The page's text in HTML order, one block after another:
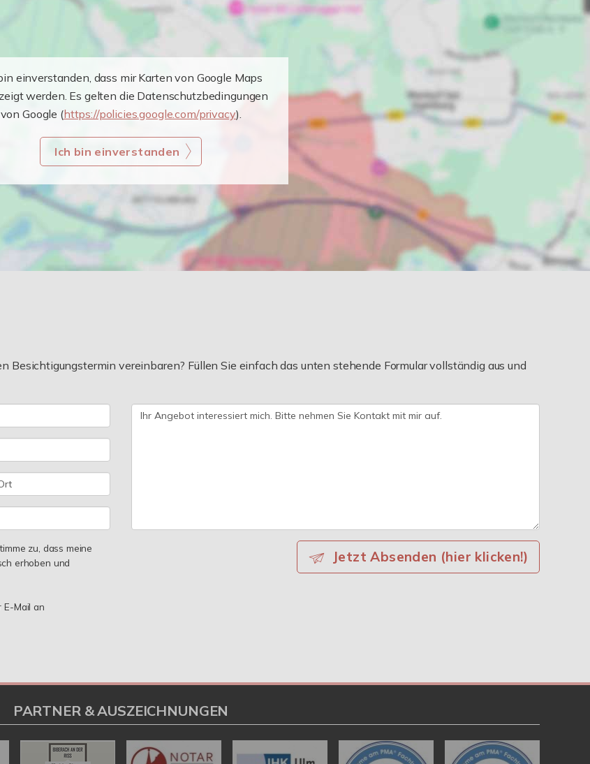
einverstanden, dass mir Karten von Google Maps
werden. Es gelten die Datenschutzbedingungen
von Google (https://policies.google.com/privacy).
Ich bin einverstanden
Besichtigungstermin vereinbaren? Füllen Sie einfach das unten stehende Formular vollständig aus und
zu, dass meine
erhoben und
Mail an
Jetzt Absenden (hier klicken!)
PARTNER & AUSZEICHNUNGEN